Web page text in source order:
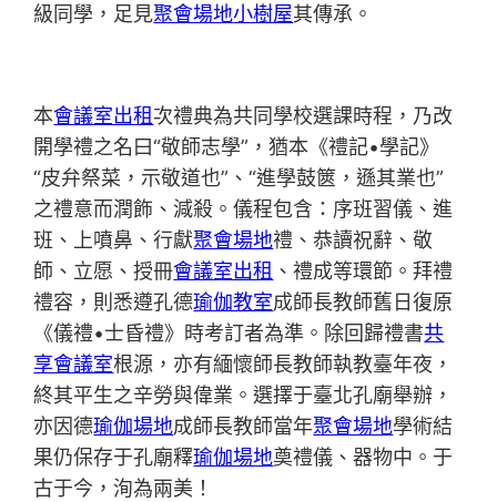
級同學，足見聚會場地小樹屋其傳承。
本會議室出租次禮典為共同學校選課時程，乃改
開學禮之名曰“敬師志學”，猶本《禮記•學記》
“皮弁祭菜，示敬道也”、“進學鼓篋，遜其業也”
之禮意而潤飾、減殺。儀程包含：序班習儀、進
班、上噴鼻、行獻聚會場地禮、恭讀祝辭、敬
師、立愿、授冊會議室出租 、禮成等環節。拜禮
禮容，則悉遵孔德瑜伽教室成師長教師舊日復原
《儀禮•士昏禮》時考訂者為準。除回歸禮書共
享會議室根源，亦有緬懷師長教師執教臺年夜，
終其平生之辛勞與偉業。選擇于臺北孔廟舉辦，
亦因德瑜伽場地成師長教師當年聚會場地學術結
果仍保存于孔廟釋瑜伽場地奠禮儀、器物中。于
古于今，洵為兩美！